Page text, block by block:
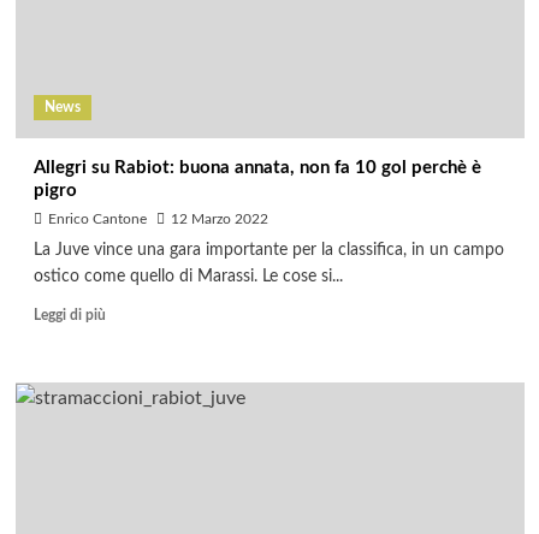
News
Allegri su Rabiot: buona annata, non fa 10 gol perchè è
pigro
Enrico Cantone 12 Marzo 2022
La Juve vince una gara importante per la classifica, in un campo
ostico come quello di Marassi. Le cose si...
Leggi di più